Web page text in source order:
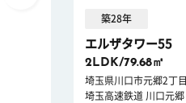
築28年
エルザタワー55
2LDK/79.68㎡
埼玉県川口市元郷2丁目
埼玉高速鉄道 川口元郷